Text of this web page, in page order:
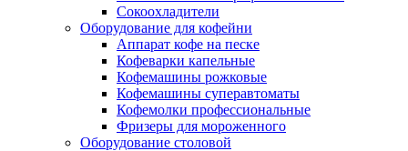
Сокоохладители
Оборудование для кофейни
Аппарат кофе на песке
Кофеварки капельные
Кофемашины рожковые
Кофемашины суперавтоматы
Кофемолки профессиональные
Фризеры для мороженного
Оборудование столовой